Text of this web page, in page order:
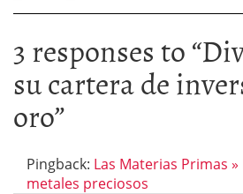
3 responses to “
su cartera de
oro”
Pingback: Las Materias Primas
metales preciosos